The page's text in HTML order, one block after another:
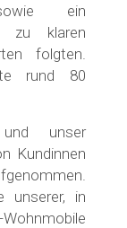
sowie ein
zu klaren
folgten.
rund 80
und unser
Kundinnen
unserer, in